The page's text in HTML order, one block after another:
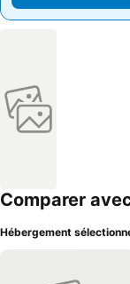
Comparer
Hébergement